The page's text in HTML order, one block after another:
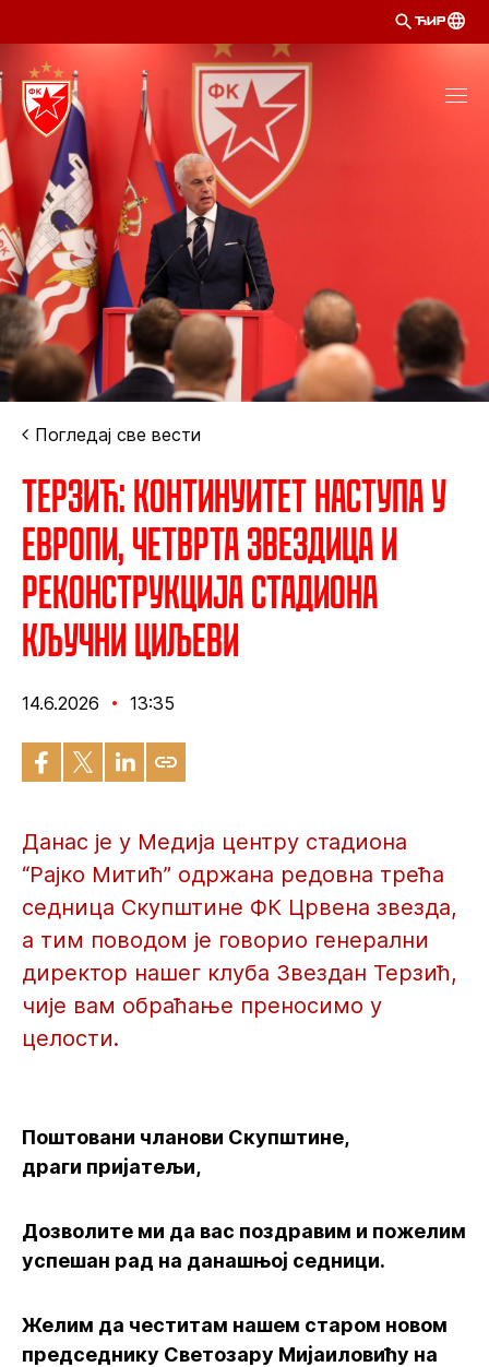
ЋИР
Погледај све вести
Терзић: Континуитет наступа у
Европи, четврта звездица и
реконструкција стадиона
кључни циљеви
14.6.2026 13:35
Данас је у Медија центру стадиона
“Рајко Митић” одржана редовна трећа
седница Скупштине ФК Црвена звезда,
а тим поводом је говорио генерални
директор нашег клуба Звездан Терзић,
чије вам обраћање преносимо у
целости.
Поштовани чланови Скупштине,
драги пријатељи,
Дозволите ми да вас поздравим и пожелим
успешан рад на данашњој седници.
Желим да честитам нашем старом новом
председнику Светозару Мијаиловићу на